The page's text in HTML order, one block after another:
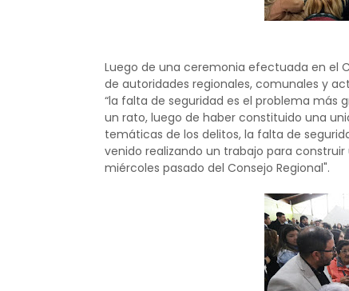
Luego de una ceremonia efectuada en el
de autoridades regionales, comunales y
“la falta de seguridad es el problema más
un rato, luego de haber constituido una
temáticas de los delitos, la falta de
venido realizando un trabajo para
miércoles pasado del Consejo Regional".